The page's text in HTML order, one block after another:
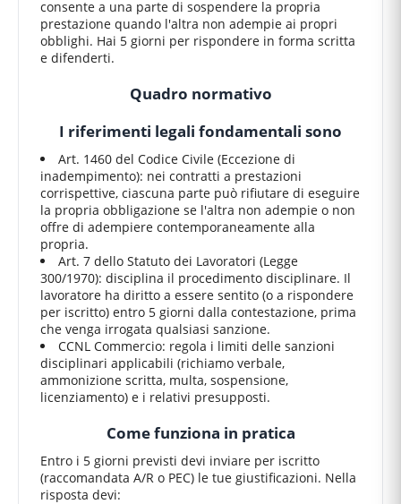
consente a una parte di sospendere la propria
prestazione quando l'altra non adempie ai propri
obblighi. Hai 5 giorni per rispondere in forma scritta
e difenderti.
Quadro normativo
I riferimenti legali fondamentali sono
Art. 1460 del Codice Civile (Eccezione di
inadempimento): nei contratti a prestazioni
corrispettive, ciascuna parte può rifiutare di eseguire
la propria obbligazione se l'altra non adempie o non
offre di adempiere contemporaneamente alla
propria.
Art. 7 dello Statuto dei Lavoratori (Legge
300/1970): disciplina il procedimento disciplinare. Il
lavoratore ha diritto a essere sentito (o a rispondere
per iscritto) entro 5 giorni dalla contestazione, prima
che venga irrogata qualsiasi sanzione.
CCNL Commercio: regola i limiti delle sanzioni
disciplinari applicabili (richiamo verbale,
ammonizione scritta, multa, sospensione,
licenziamento) e i relativi presupposti.
Come funziona in pratica
Entro i 5 giorni previsti devi inviare per iscritto
(raccomandata A/R o PEC) le tue giustificazioni. Nella
risposta devi: